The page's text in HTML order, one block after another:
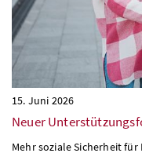
15. Juni 2026
Neuer
Mehr soziale Sicherheit